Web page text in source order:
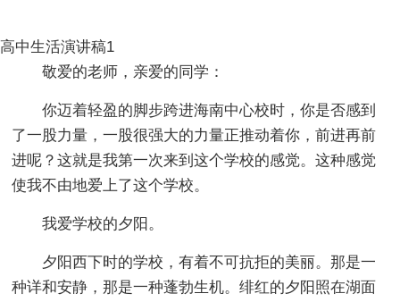
高中生活演讲稿1
敬爱的老师，亲爱的同学：
你迈着轻盈的脚步跨进海南中心校时，你是否感到
了一股力量，一股很强大的力量正推动着你，前进再前
进呢？这就是我第一次来到这个学校的感觉。这种感觉
使我不由地爱上了这个学校。
我爱学校的夕阳。
夕阳西下时的学校，有着不可抗拒的美丽。那是一
种详和安静，那是一种蓬勃生机。绯红的夕阳照在湖面